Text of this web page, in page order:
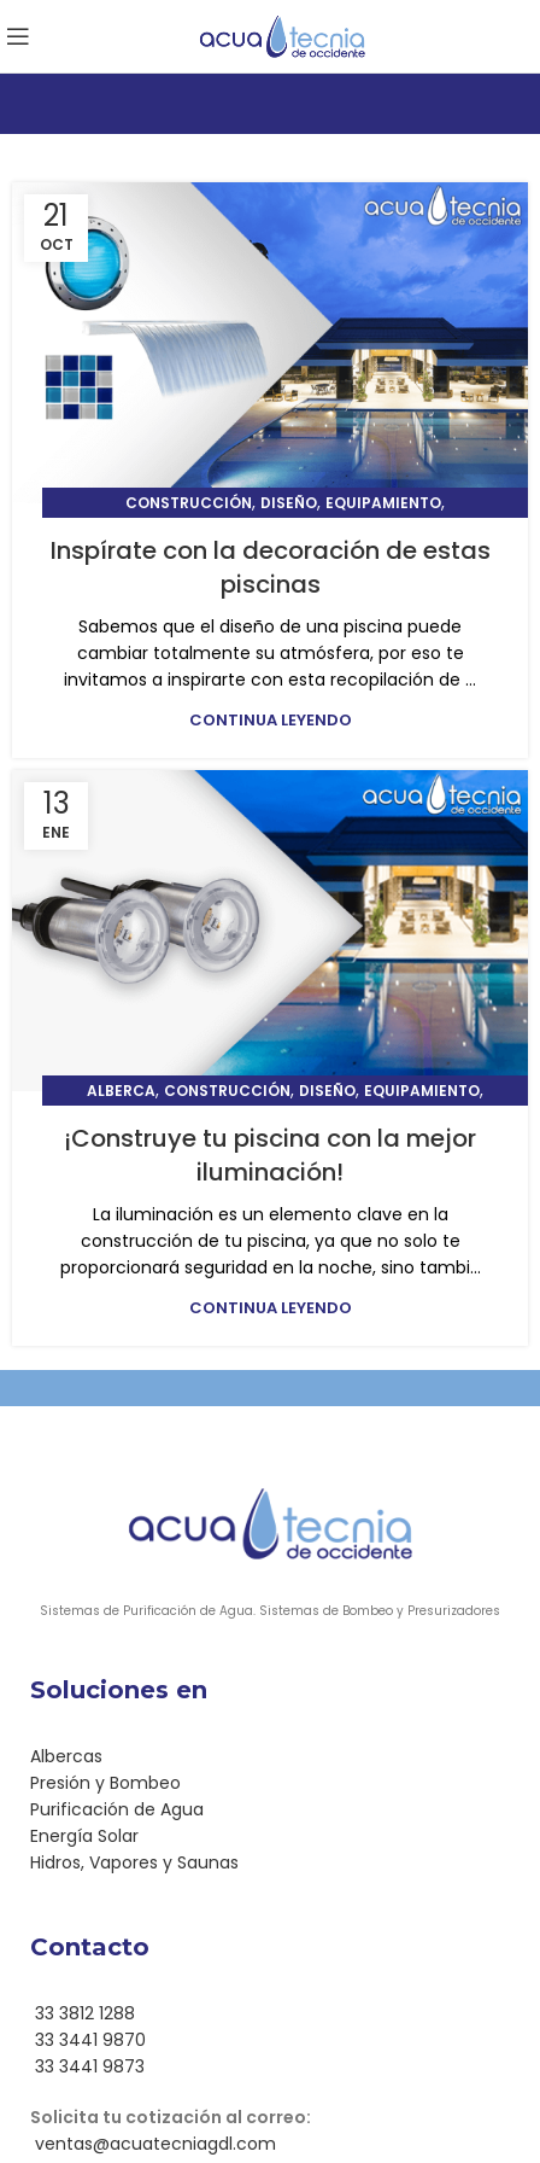
21
OCT
CONSTRUCCIÓN, DISEÑO, EQUIPAMIENTO,
Inspírate con la decoración de estas
piscinas
Sabemos que el diseño de una piscina puede
cambiar totalmente su atmósfera, por eso te
invitamos a inspirarte con esta recopilación de ...
CONTINUA LEYENDO
13
ENE
ALBERCA, CONSTRUCCIÓN, DISEÑO, EQUIPAMIENTO,
¡Construye tu piscina con la mejor
iluminación!
La iluminación es un elemento clave en la
construcción de tu piscina, ya que no solo te
proporcionará seguridad en la noche, sino tambi...
CONTINUA LEYENDO
Sistemas de Purificación de Agua. Sistemas de Bombeo y Presurizadores
Soluciones en
Albercas
Presión y Bombeo
Purificación de Agua
Energía Solar
Hidros, Vapores y Saunas
Contacto
33 3812 1288
33 3441 9870
33 3441 9873
Solicita tu cotización al correo:
ventas@acuatecniagdl.com